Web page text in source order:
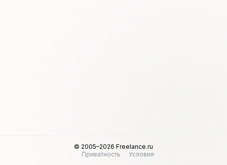
© 2005–2026 Freelance.ru
Приватность
Условия